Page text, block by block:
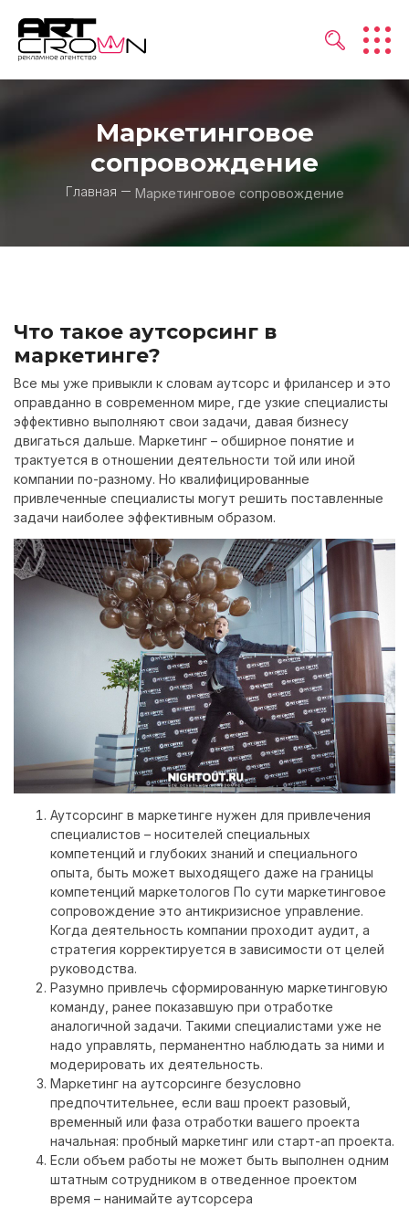
Маркетинговое
сопровождение
Главная Маркетинговое сопровождение
Что такое аутсорсинг в
маркетинге?
Все мы уже привыкли к словам аутсорс и фрилансер и это
оправданно в современном мире, где узкие специалисты
эффективно выполняют свои задачи, давая бизнесу
двигаться дальше. Маркетинг – обширное понятие и
трактуется в отношении деятельности той или иной
компании по-разному. Но квалифицированные
привлеченные специалисты могут решить поставленные
задачи наиболее эффективным образом.
Аутсорсинг в маркетинге нужен для привлечения
специалистов – носителей специальных
компетенций и глубоких знаний и специального
опыта, быть может выходящего даже на границы
компетенций маркетологов По сути маркетинговое
сопровождение это антикризисное управление.
Когда деятельность компании проходит аудит, а
стратегия корректируется в зависимости от целей
руководства.
Разумно привлечь сформированную маркетинговую
команду, ранее показавшую при отработке
аналогичной задачи. Такими специалистами уже не
надо управлять, перманентно наблюдать за ними и
модерировать их деятельность.
Маркетинг на аутсорсинге безусловно
предпочтительнее, если ваш проект разовый,
временный или фаза отработки вашего проекта
начальная: пробный маркетинг или старт-ап проекта.
Если объем работы не может быть выполнен одним
штатным сотрудником в отведенное проектом
время – нанимайте аутсорсера